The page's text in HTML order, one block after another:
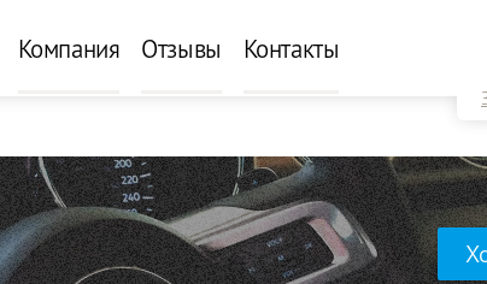
Компания Отзывы Контакты